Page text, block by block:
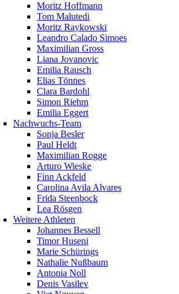
Moritz Hoffmann
Tom Malutedi
Moritz Raykowski
Leandro Calado Simoes
Maximilian Gross
Liana Jovanovic
Emilia Rausch
Elias Tönnes
Clara Bardohl
Simon Riehm
Emilia Eggert
Nachwuchs-Team
Sonja Besler
Paul Heldt
Maximilian Rogge
Arturo Wieske
Finn Ackfeld
Carolina Avila Alvares
Frida Steenbock
Lea Rösgen
Weitere Athleten
Johannes Bessell
Timor Huseni
Marie Schürings
Nathalie Nußbaum
Antonia Noll
Denis Vasilev